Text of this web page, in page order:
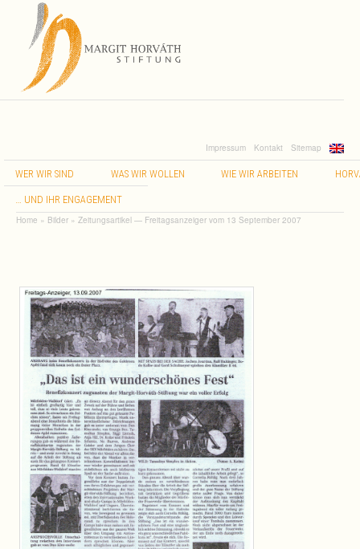
Impressum Kontakt Sitemap
WER WIR SIND WAS WIR WOLLEN WIE WIR ARBEITEN
UND IHR ENGAGEMENT
Home » Bilder » Zeitungsartikel — Freitagsanzeiger vom 13 September 2007